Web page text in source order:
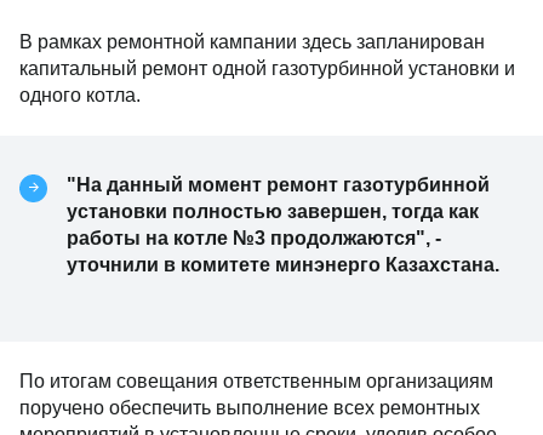
В рамках ремонтной кампании здесь запланирован
капитальный ремонт одной газотурбинной установки и
одного котла.
"На данный момент ремонт газотурбинной
установки полностью завершен, тогда как
работы на котле №3 продолжаются", -
уточнили в комитете минэнерго Казахстана.
По итогам совещания ответственным организациям
поручено обеспечить выполнение всех ремонтных